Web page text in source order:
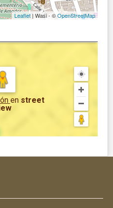
Leaflet | Wasi - ©OpenStreetMap
en street